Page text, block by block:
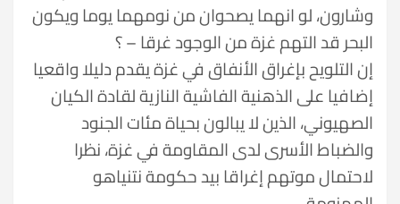
وشارون، لو انهما يصحوان من نومهما يوما ويكون
البحر قد التهم غزة من الوجود غرقا – ؟
إن التلويح بإغراق الأنفاق في غزة يقدم دليلا واقعيا
إضافيا على الذهنية الفاشية النازية لقادة الكيان
الصهيوني، الذين لا يبالون بحياة مئات الجنود
والضباط الأسرى لدى المقاومة في غزة، نظرا
لاحتمال موتهم إغراقا بيد حكومة نتنياهو